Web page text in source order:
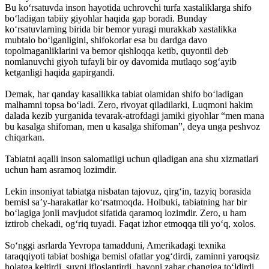
Bu ko‘rsatuvda inson hayotida uchrovchi turfa xastaliklarga shifo
bo‘ladigan tabiiy giyohlar haqida gap boradi. Bunday
ko‘rsatuvlarning birida bir bemor yuragi murakkab xastalikka
mubtalo bo‘lganligini, shifokorlar esa bu dardga davo
topolmaganliklarini va bemor qishloqqa ketib, quyontil deb
nomlanuvchi giyoh tufayli bir oy davomida mutlaqo sog‘ayib
ketganligi haqida gapirgandi.
Demak, har qanday kasallikka tabiat olamidan shifo bo‘ladigan
malhamni topsa bo‘ladi. Zero, rivoyat qiladilarki, Luqmoni hakim
dalada kezib yurganida tevarak-atrofdagi jamiki giyohlar “men mana
bu kasalga shifoman, men u kasalga shifoman”, deya unga peshvoz
chiqarkan.
Tabiatni aqalli inson salomatligi uchun qiladigan ana shu xizmatlari
uchun ham asramoq lozimdir.
Lekin insoniyat tabiatga nisbatan tajovuz, qirg‘in, tazyiq borasida
bemisl sa’y-harakatlar ko‘rsatmoqda. Holbuki, tabiatning har bir
bo‘lagiga jonli mavjudot sifatida qaramoq lozimdir. Zero, u ham
iztirob chekadi, og‘riq tuyadi. Faqat izhor etmoqqa tili yo‘q, xolos.
So‘nggi asrlarda Yevropa tamadduni, Amerikadagi texnika
taraqqiyoti tabiat boshiga bemisl ofatlar yog‘dirdi, zaminni yaroqsiz
holatga keltirdi, suvni ifloslantirdi, havoni zahar changiga to‘ldirdi.